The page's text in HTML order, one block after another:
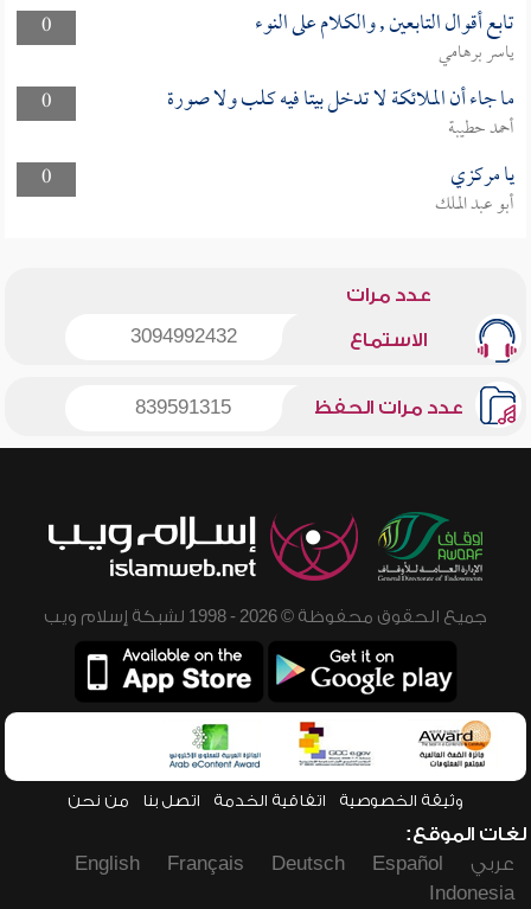
0
تابع أقوال التابعين , والكلام على النوء
ياسر برهامي
0
ما جاء أن الملائكة لا تدخل بيتا فيه كلب ولا صورة
أحمد حطيبة
0
يا مركزي
أبو عبد الملك
عدد مرات
الاستماع 3094992432
عدد مرات الحفظ 839591315
جميع الحقوق محفوظة © 2026 - 1998 لشبكة إسلام ويب
وثيقة الخصوصية اتفاقية الخدمة اتصل بنا من نحن
لغات الموقع:
عربي
Español
Deutsch
Français
English
Indonesia